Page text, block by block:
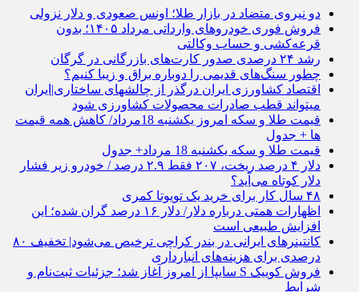
دو نیروی متضاد در بازار طلا؛ اونس صعودی و دلار نزولی
فروش فوری خودروهای وارداتی مرداد ۱۴۰۵؛ بدون
قرعه‌کشی و حساب وکالتی
رشد ۲۴ درصدی صدور کارت‌های بازرگانی در گرگان
چطور سنگ‌های قدیمی را دوباره براق و زیبا کنیم؟
اقتصاد کشاورزی ایران درگذر از چالشهای ساختاری|ایران
میتواند قطب صادرات محصولات کشاورزی شود
قیمت طلا و سکه امروز یکشنبه 18مرداد/ کاهش همه قیمت
ها + جدول
قیمت طلا و سکه یکشنبه 18 مرداد+ جدول
دلار ۴ درصد ریخت، ۲۰۷ فقط ۲.۹ درصد / خودرو زیر فشار
دلار کوتاه می‌آید؟
۴۸ سال کار برای خرید یک تویوتا کمری
اظهارات همتی درباره دلار/ دلار ۱۶ درصد گران شده؛ این
افزایش طبیعی است
کانتینرهای ایرانی در بندر کراچی ترخیص می‌شود| تخفیف ۸۰
درصدی برای هزینه‌های انبارداری
فروش کوییک S سایپا از امروز آغاز شد؛ جزئیات ثبت‌نام و
شرایط